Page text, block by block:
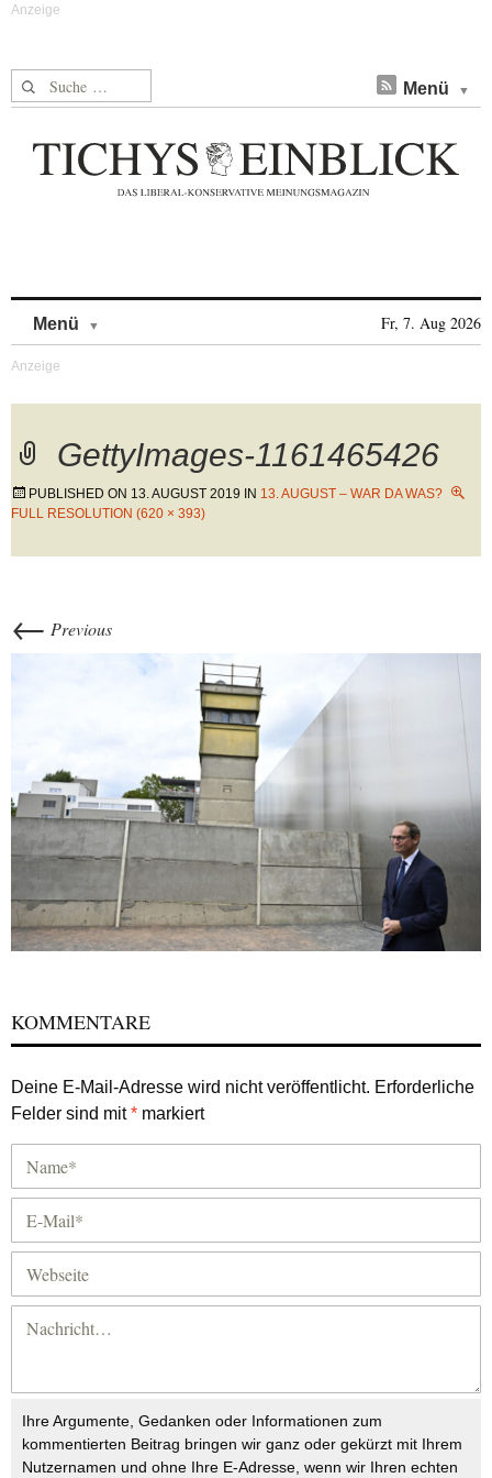
Suche nach: Menü
Menü Fr, 7. Aug 2026
GettyImages-1161465426
PUBLISHED ON 13. AUGUST 2019 IN 13. AUGUST – WAR DA WAS?
FULL RESOLUTION (620 × 393)
← Previous
KOMMENTARE
Deine E-Mail-Adresse wird nicht veröffentlicht. Erforderliche
Felder sind mit* markiert
Ihre Argumente, Gedanken oder Informationen zum
kommentierten Beitrag bringen wir ganz oder gekürzt mit Ihrem
Nutzernamen und ohne Ihre E-Adresse, wenn wir Ihren echten